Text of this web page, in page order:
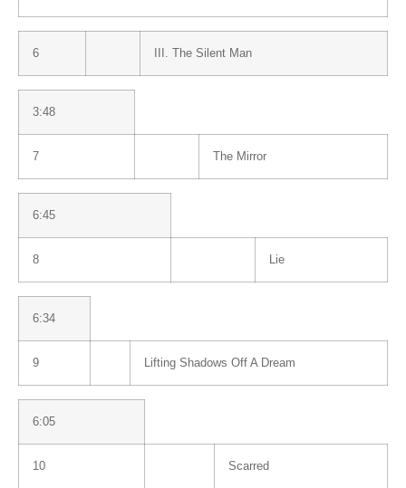
6 III. The Silent Man
3:48
7 The Mirror
6:45
8 Lie
6:34
9 Lifting Shadows Off A Dream
6:05
10 Scarred